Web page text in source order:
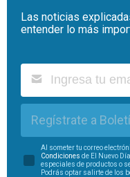
Las noticias
entender lo más
Regístrate a
Al someter tu correo
Condiciones de El Nuevo
especiales de productos o
Podrás optar salirte de los